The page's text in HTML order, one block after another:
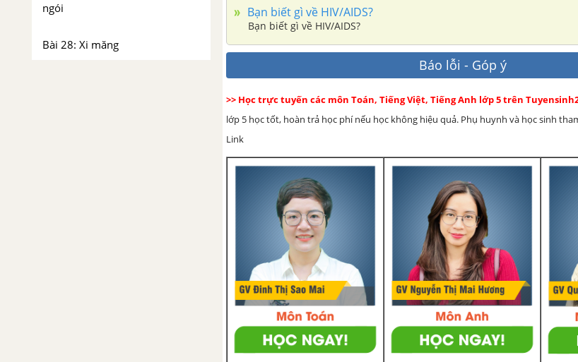
ngói
Bài 28: Xi măng
Bạn biết gì về HIV/AIDS?
Bạn biết gì về HIV/AIDS?
Báo lỗi - Góp ý
>> Học trực tuyến các môn Toán, Tiếng Việt, Tiếng Anh lớp 5 trên
lớp 5 học tốt, hoàn trả học phí nếu học không hiệu quả. Phụ huynh và học sinh
Link